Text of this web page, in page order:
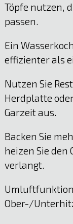
Töpfe nutzen,
passen.
Ein
effizienter als
Nutzen Sie
Herdplatte
Garzeit aus.
Backen Sie
heizen Sie den
verlangt.
Ober-/